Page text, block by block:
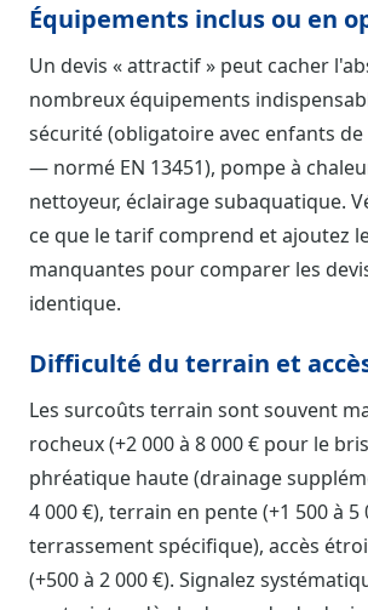
Équipements inclus ou en
Un devis « attractif » peut cacher
nombreux équipements
sécurité (obligatoire avec enfants de
— normé EN 13451), pompe à
nettoyeur, éclairage subaquatique.
ce que le tarif comprend et ajoutez
manquantes pour comparer les
identique.
Difficulté du terrain et
Les surcoûts terrain sont souvent
rocheux (+2 000 à 8 000 € pour le
phréatique haute (drainage
4 000 €), terrain en pente (+1 500 à 5
terrassement spécifique), accès
(+500 à 2 000 €). Signalez